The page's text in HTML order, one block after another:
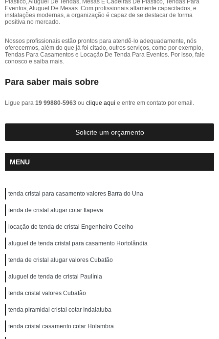
Plástico, Aluguel De Tendas, Mesas E Cadeiras De Plástico, Tendas Para
Eventos, Aluguel De Mesas. Com profissionais altamente capacitados, e
instalações modernas, a organização é capaz de se destacar de forma
positiva no mercado.
Nossos profissionais estão prontos para atendê-lo adequadamente, nós
oferecermos, além do que já foi citado, outros serviços, como por exemplo,
Tendas Para Casamentos e Locação De Tenda Para Eventos. Por isso, fale
conosco e saiba mais.
Para saber mais sobre
Ligue para 19 99880-5963 ou clique aqui e entre em contato por email.
Solicite um orçamento
MENU
tenda cristal para casamento valores Barra do Una
tenda de cristal alugar cotar Itapeva
locação de tenda de cristal Engenheiro Coelho
aluguel de tenda cristal para casamento Hortolândia
tenda de cristal alugar valores Cubatão
aluguel de tenda de cristal Paulínia
tenda cristal valores Cubatão
tenda piramidal cristal cotar Indaiatuba
tenda cristal casamento cotar Holambra